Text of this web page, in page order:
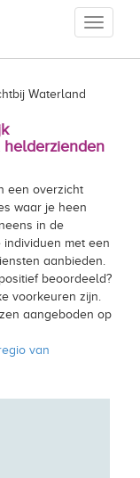
Toggle
Waterland
een overzicht
waar je heen
in de
met een
aanbieden.
beoordeeld?
voorkeuren zijn.
aangeboden op
van